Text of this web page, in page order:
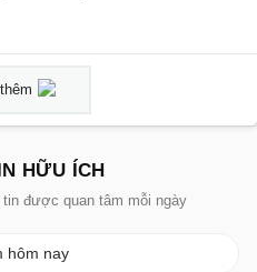
HỮU ÍCH
được quan tâm mỗi ngày
hôm nay